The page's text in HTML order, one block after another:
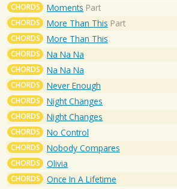
CHORDS Moments Part
CHORDS More Than This Part
CHORDS More Than This
CHORDS Na Na Na
CHORDS Na Na Na
CHORDS Never Enough
CHORDS Night Changes
CHORDS Night Changes
CHORDS No Control
CHORDS Nobody Compares
CHORDS Olivia
CHORDS Once In A Lifetime